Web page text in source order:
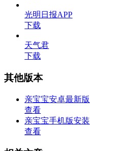
光明日报APP
下载
天气君
下载
其他版本
亲宝宝安卓最新版
查看
亲宝宝手机版安装
查看